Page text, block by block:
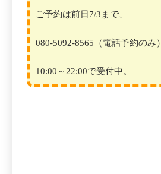
ご予約は前日7/3まで、
080-5092-8565（電話予約のみ）
10:00～22:00で受付中。